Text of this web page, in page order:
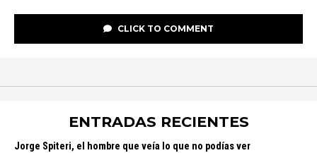
CLICK TO COMMENT
ENTRADAS RECIENTES
Jorge Spiteri, el hombre que veía lo que no podías ver